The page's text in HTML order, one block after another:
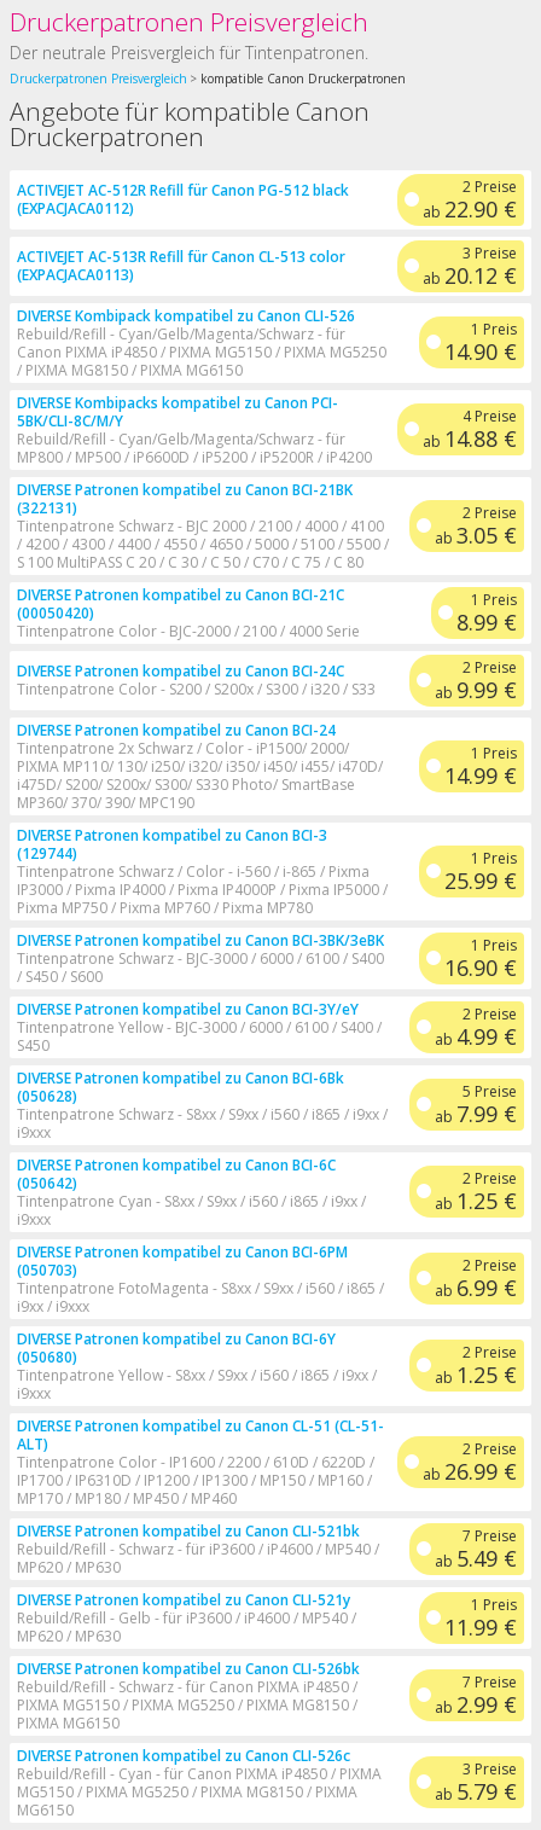
Druckerpatronen Preisvergleich
Der neutrale Preisvergleich für Tintenpatronen.
Druckerpatronen Preisvergleich kompatible Canon Druckerpatronen
Angebote für kompatible Canon
Druckerpatronen
ACTIVEJET AC-512R Refill für Canon PG-512 black
(EXPACJACA0112)
2 Preise
ab 22.90 €
ACTIVEJET AC-513R Refill für Canon CL-513 color
(EXPACJACA0113)
3 Preise
ab 20.12 €
DIVERSE Kombipack kompatibel zu Canon CLI-526
Rebuild/Refill - Cyan/Gelb/Magenta/Schwarz - für
Canon PIXMA iP4850 / PIXMA MG5150 / PIXMA MG5250
/ PIXMA MG8150 / PIXMA MG6150
1 Preis
14.90 €
DIVERSE Kombipacks kompatibel zu Canon PCI-
5BK/CLI-8C/M/Y
Rebuild/Refill - Cyan/Gelb/Magenta/Schwarz - für
MP800 / MP500 / iP6600D / iP5200 / iP5200R / iP4200
4 Preise
ab 14.88 €
DIVERSE Patronen kompatibel zu Canon BCI-21BK
(322131)
Tintenpatrone Schwarz - BJC 2000 / 2100 / 4000 / 4100
/ 4200 / 4300 / 4400 / 4550 / 4650 / 5000 / 5100 / 5500 /
S 100 MultiPASS C 20 / C 30 / C 50 / C70 / C 75 / C 80
2 Preise
ab 3.05 €
DIVERSE Patronen kompatibel zu Canon BCI-21C
(00050420)
Tintenpatrone Color - BJC-2000 / 2100 / 4000 Serie
1 Preis
8.99 €
DIVERSE Patronen kompatibel zu Canon BCI-24C
Tintenpatrone Color - S200 / S200x / S300 / i320 / S33
2 Preise
ab 9.99 €
DIVERSE Patronen kompatibel zu Canon BCI-24
Tintenpatrone 2x Schwarz / Color - iP1500/ 2000/
PIXMA MP110/ 130/ i250/ i320/ i350/ i450/ i455/ i470D/
i475D/ S200/ S200x/ S300/ S330 Photo/ SmartBase
MP360/ 370/ 390/ MPC190
1 Preis
14.99 €
DIVERSE Patronen kompatibel zu Canon BCI-3
(129744)
Tintenpatrone Schwarz / Color - i-560 / i-865 / Pixma
IP3000 / Pixma IP4000 / Pixma IP4000P / Pixma IP5000 /
Pixma MP750 / Pixma MP760 / Pixma MP780
1 Preis
25.99 €
DIVERSE Patronen kompatibel zu Canon BCI-3BK/3eBK
Tintenpatrone Schwarz - BJC-3000 / 6000 / 6100 / S400
/ S450 / S600
1 Preis
16.90 €
DIVERSE Patronen kompatibel zu Canon BCI-3Y/eY
Tintenpatrone Yellow - BJC-3000 / 6000 / 6100 / S400 /
S450
2 Preise
ab 4.99 €
DIVERSE Patronen kompatibel zu Canon BCI-6Bk
(050628)
Tintenpatrone Schwarz - S8xx / S9xx / i560 / i865 / i9xx /
i9xxx
5 Preise
ab 7.99 €
DIVERSE Patronen kompatibel zu Canon BCI-6C
(050642)
Tintenpatrone Cyan - S8xx / S9xx / i560 / i865 / i9xx /
i9xxx
2 Preise
ab 1.25 €
DIVERSE Patronen kompatibel zu Canon BCI-6PM
(050703)
Tintenpatrone FotoMagenta - S8xx / S9xx / i560 / i865 /
i9xx / i9xxx
2 Preise
ab 6.99 €
DIVERSE Patronen kompatibel zu Canon BCI-6Y
(050680)
Tintenpatrone Yellow - S8xx / S9xx / i560 / i865 / i9xx /
i9xxx
2 Preise
ab 1.25 €
DIVERSE Patronen kompatibel zu Canon CL-51 (CL-51-
ALT)
Tintenpatrone Color - IP1600 / 2200 / 610D / 6220D /
IP1700 / IP6310D / IP1200 / IP1300 / MP150 / MP160 /
MP170 / MP180 / MP450 / MP460
2 Preise
ab 26.99 €
DIVERSE Patronen kompatibel zu Canon CLI-521bk
Rebuild/Refill - Schwarz - für iP3600 / iP4600 / MP540 /
MP620 / MP630
7 Preise
ab 5.49 €
DIVERSE Patronen kompatibel zu Canon CLI-521y
Rebuild/Refill - Gelb - für iP3600 / iP4600 / MP540 /
MP620 / MP630
1 Preis
11.99 €
DIVERSE Patronen kompatibel zu Canon CLI-526bk
Rebuild/Refill - Schwarz - für Canon PIXMA iP4850 /
PIXMA MG5150 / PIXMA MG5250 / PIXMA MG8150 /
PIXMA MG6150
7 Preise
ab 2.99 €
DIVERSE Patronen kompatibel zu Canon CLI-526c
Rebuild/Refill - Cyan - für Canon PIXMA iP4850 / PIXMA
MG5150 / PIXMA MG5250 / PIXMA MG8150 / PIXMA
MG6150
3 Preise
ab 5.79 €